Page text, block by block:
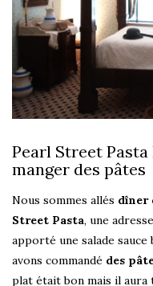
Pearl Street
manger des pâtes
Nous sommes allés dîner
Street Pasta, une
apporté une salade
avons commandé des
plat était bon mais il aura